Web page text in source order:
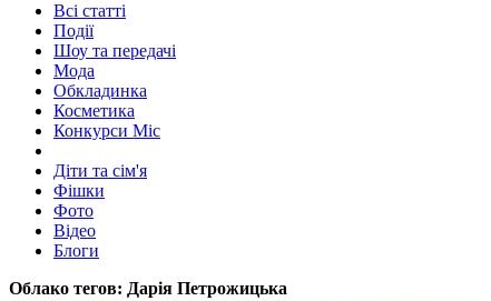
Всі статті
Події
Шоу та передачі
Мода
Обкладинка
Косметика
Конкурси Міс
Діти та сім'я
Фішки
Фото
Відео
Блоги
Облако тегов: Дарія Петрожицька